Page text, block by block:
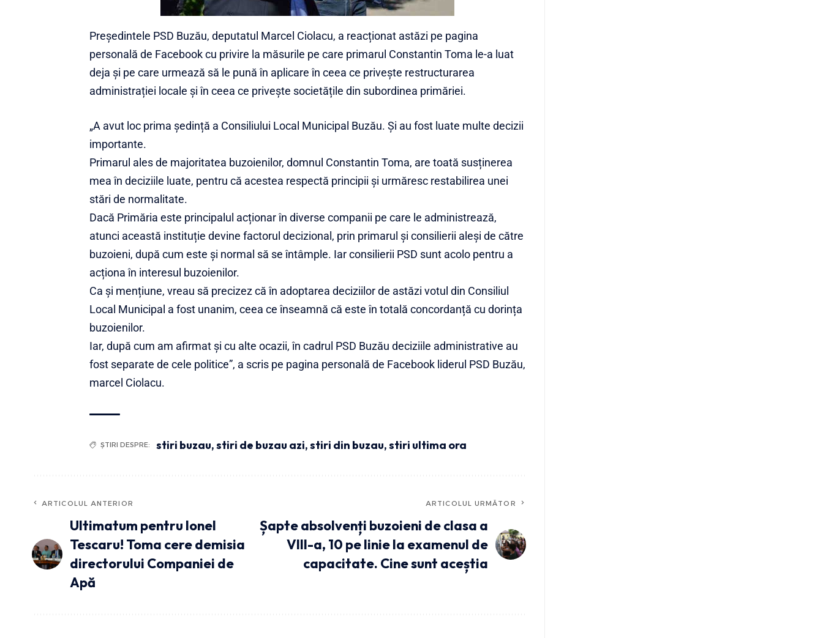
Președintele PSD Buzău, deputatul Marcel Ciolacu, a reacționat astăzi pe pagina
personală de Facebook cu privire la măsurile pe care primarul Constantin Toma le-a luat
deja și pe care urmează să le pună în aplicare în ceea ce privește restructurarea
administrației locale și în ceea ce privește societățile din subordinea primăriei.
„A avut loc prima ședință a Consiliului Local Municipal Buzău. Și au fost luate multe decizii
importante.
Primarul ales de majoritatea buzoienilor, domnul Constantin Toma, are toată susținerea
mea în deciziile luate, pentru că acestea respectă principii și urmăresc restabilirea unei
stări de normalitate.
Dacă Primăria este principalul acționar în diverse companii pe care le administrează,
atunci această instituție devine factorul decizional, prin primarul și consilierii aleși de către
buzoieni, după cum este și normal să se întâmple. Iar consilierii PSD sunt acolo pentru a
acționa în interesul buzoienilor.
Ca și mențiune, vreau să precizez că în adoptarea deciziilor de astăzi votul din Consiliul
Local Municipal a fost unanim, ceea ce înseamnă că este în totală concordanță cu dorința
buzoienilor.
Iar, după cum am afirmat și cu alte ocazii, în cadrul PSD Buzău deciziile administrative au
fost separate de cele politice”, a scris pe pagina personală de Facebook liderul PSD Buzău,
marcel Ciolacu.
ȘTIRI DESPRE: stiri buzau,stiri de buzau azi,stiri din buzau,stiri ultima ora
ARTICOLUL ANTERIOR
Ultimatum pentru Ionel
Tescaru! Toma cere demisia
directorului Companiei de
Apă
ARTICOLUL URMĂTOR
Șapte absolvenți buzoieni de clasa a
VIII-a, 10 pe linie la examenul de
capacitate. Cine sunt aceștia